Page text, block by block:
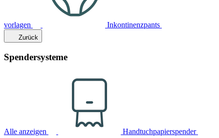
vorlagen Inkontinenzpants
Zurück
Spendersysteme
Alle anzeigen Handtuchpapierspender